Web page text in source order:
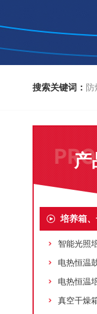
搜索关键词： 防
产
培养箱
智能光照
电热恒温
电热恒温
真空干燥